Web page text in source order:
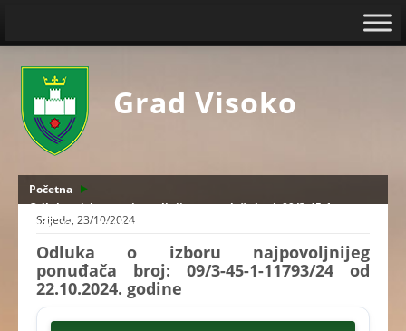
Grad Visoko
Početna
Odluka o izboru najpovoljnijeg ponuđača broj: 09/3-45-1-
11793/24 od 22.10.2024. godine
Srijeda, 23/10/2024
Odluka o izboru najpovoljnijeg
ponuđača broj: 09/3-45-1-11793/24 od
22.10.2024. godine